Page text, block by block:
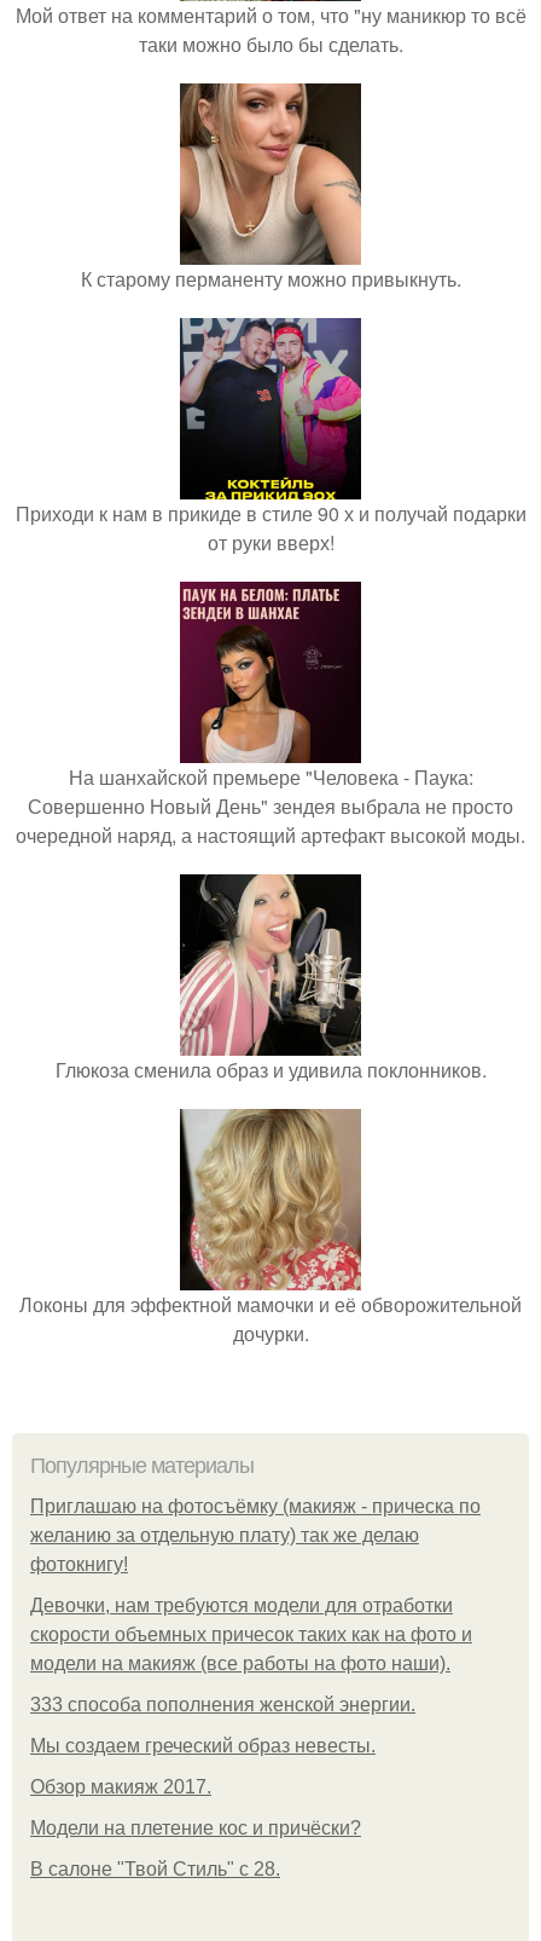
Мой ответ на комментарий о том, что "ну маникюр то всё
таки можно было бы сделать.
К старому перманенту можно привыкнуть.
Приходи к нам в прикиде в стиле 90 х и получай подарки
от руки вверх!
На шанхайской премьере "Человека - Паука:
Совершенно Новый День" зендея выбрала не просто
очередной наряд, а настоящий артефакт высокой моды.
Глюкоза сменила образ и удивила поклонников.
Локоны для эффектной мамочки и её обворожительной
дочурки.
Популярные материалы
Приглашаю на фотосъёмку (макияж - прическа по
желанию за отдельную плату) так же делаю
фотокнигу!
Девочки, нам требуются модели для отработки
скорости объемных причесок таких как на фото и
модели на макияж (все работы на фото наши).
333 способа пополнения женской энергии.
Мы создаем греческий образ невесты.
Обзор макияж 2017.
Модели на плетение кос и причёски?
В салоне "Твой Стиль" с 28.